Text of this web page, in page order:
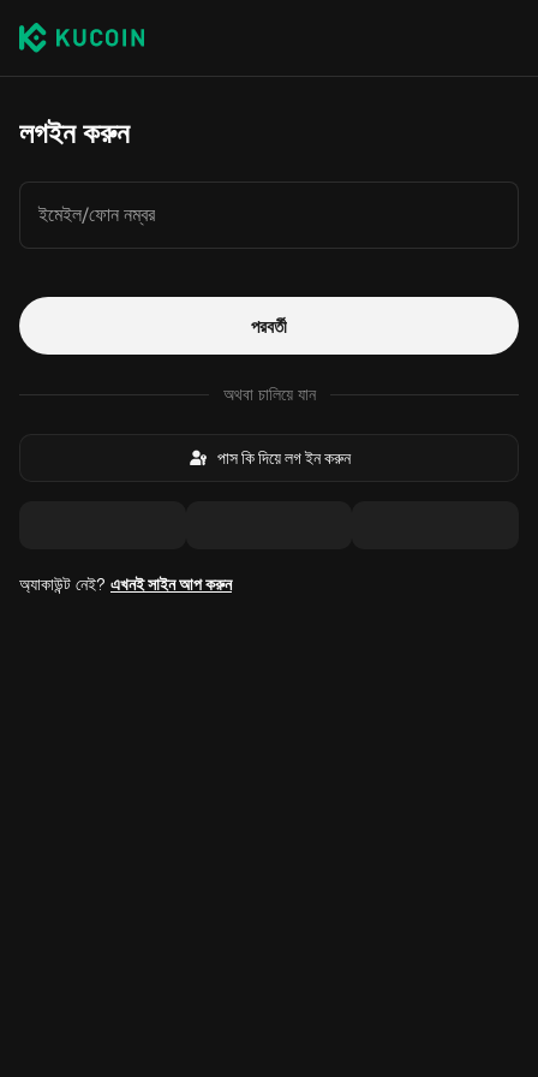
লগইন করুন
ইমেইল/ফোন নম্বর
পরবর্তী
অথবা চালিয়ে যান
পাস কি দিয়ে লগ ইন করুন
অ্যাকাউন্ট নেই? এখনই সাইন আপ করুন